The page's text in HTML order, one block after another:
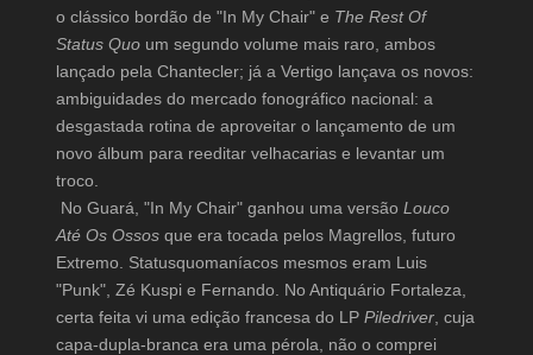
o clássico bordão de "In My Chair" e The Rest Of
Status Quoum segundo volume mais raro, ambos
lançado pela Chantecler; já a Vertigo lançava os novos:
ambiguidades do mercado fonográfico nacional: a
desgastada rotina de aproveitar o lançamento de um
novo álbum para reeditar velhacarias e levantar um
troco.
No Guará, "In My Chair" ganhou uma versão Louco
Até Os Ossosque era tocada pelos Magrellos, futuro
Extremo. Statusquomaníacos mesmos eram Luis
"Punk", Zé Kuspi e Fernando. No Antiquário Fortaleza,
certa feita vi uma edição francesa do LP Piledriver, cuja
capa-dupla-branca era uma pérola, não o comprei